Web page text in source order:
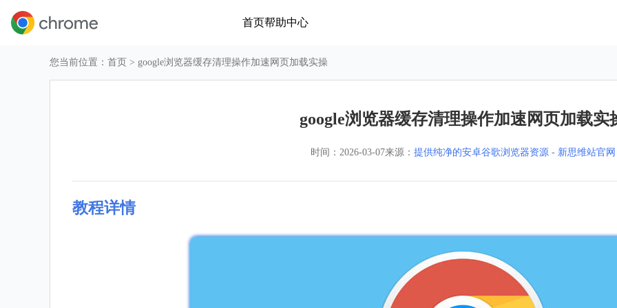
首页帮助中心
您当前位置： 首页 > google浏览器缓存清理操作加速网页加载实操
google浏览器缓存清理操作加速网页加载实
时间： 2026-03-07来源： 提供纯净的安卓谷歌浏览器资源 - 新思维站官网
教程详情